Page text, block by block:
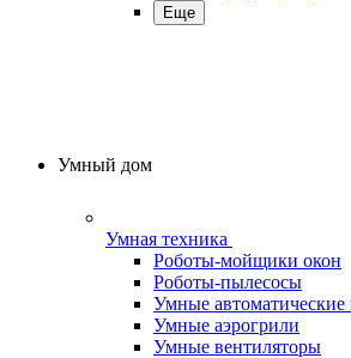
Еще
Умный дом
Умная техника
Роботы-мойщики окон
Роботы-пылесосы
Умные
Умные аэрогрили
Умные вентиляторы